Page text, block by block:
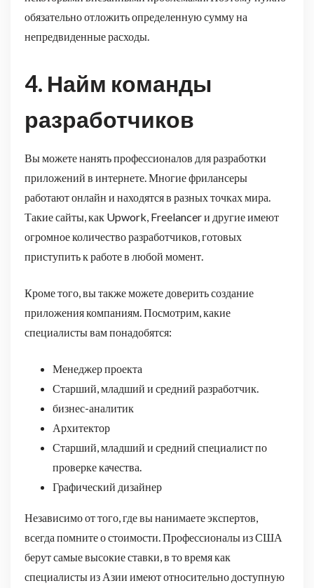
обязательно отложить определенную сумму на
непредвиденные расходы.
4. Найм команды
разработчиков
Вы можете нанять профессионалов для разработки
приложений в интернете. Многие фрилансеры
работают онлайн и находятся в разных точках мира.
Такие сайты, как Upwork, Freelancer и другие имеют
огромное количество разработчиков, готовых
приступить к работе в любой момент.
Кроме того, вы также можете доверить создание
приложения компаниям. Посмотрим, какие
специалисты вам понадобятся:
Менеджер проекта
Старший, младший и средний разработчик.
бизнес-аналитик
Архитектор
Старший, младший и средний специалист по
проверке качества.
Графический дизайнер
Независимо от того, где вы нанимаете экспертов,
всегда помните о стоимости. Профессионалы из США
берут самые высокие ставки, в то время как
специалисты из Азии имеют относительно доступную